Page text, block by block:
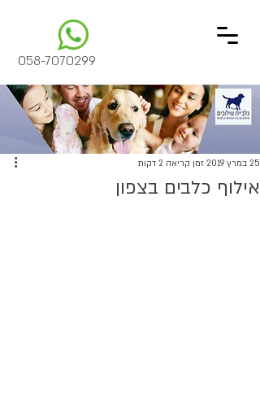
058-7070299
אילוף כלבים בצפון
25 במרץ 2019 זמן קריאה 2 דקות